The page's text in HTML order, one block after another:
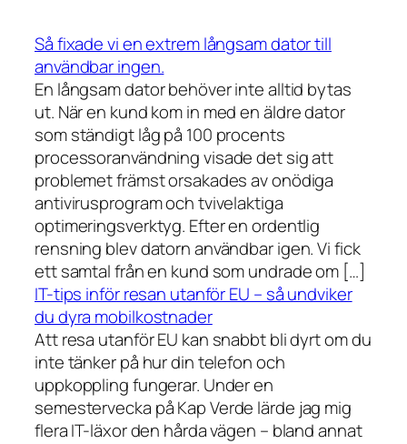
Så fixade vi en extrem långsam dator till
användbar ingen.
En långsam dator behöver inte alltid bytas
ut. När en kund kom in med en äldre dator
som ständigt låg på 100 procents
processoranvändning visade det sig att
problemet främst orsakades av onödiga
antivirusprogram och tvivelaktiga
optimeringsverktyg. Efter en ordentlig
rensning blev datorn användbar igen. Vi fick
ett samtal från en kund som undrade om […]
IT-tips inför resan utanför EU – så undviker
du dyra mobilkostnader
Att resa utanför EU kan snabbt bli dyrt om du
inte tänker på hur din telefon och
uppkoppling fungerar. Under en
semestervecka på Kap Verde lärde jag mig
flera IT-läxor den hårda vägen – bland annat